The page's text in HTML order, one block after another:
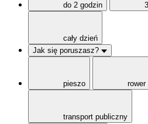
do 2 godzin
cały dzień
Jak się poruszasz?
pieszo rower
transport publiczny